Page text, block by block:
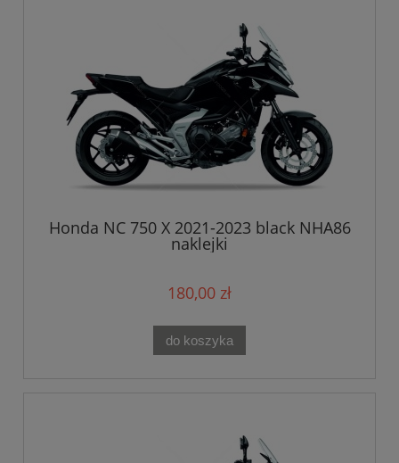
Honda NC 750 X 2021-2023 black NHA86
naklejki
180,00 zł
do koszyka